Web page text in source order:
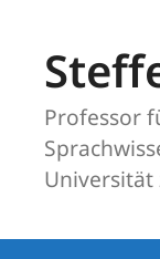
springen
Professor
Universität